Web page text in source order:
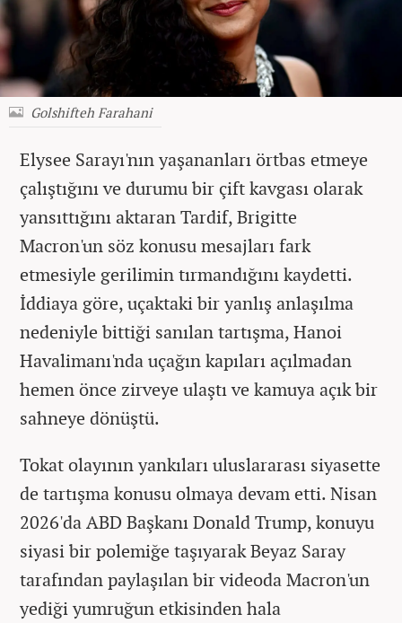
Golshifteh Farahani
Elysee Sarayı'nın yaşananları örtbas etmeye
çalıştığını ve durumu bir çift kavgası olarak
yansıttığını aktaran Tardif, Brigitte
Macron'un söz konusu mesajları fark
etmesiyle gerilimin tırmandığını kaydetti.
İddiaya göre, uçaktaki bir yanlış anlaşılma
nedeniyle bittiği sanılan tartışma, Hanoi
Havalimanı'nda uçağın kapıları açılmadan
hemen önce zirveye ulaştı ve kamuya açık bir
sahneye dönüştü.
Tokat olayının yankıları uluslararası siyasette
de tartışma konusu olmaya devam etti. Nisan
2026'da ABD Başkanı Donald Trump, konuyu
siyasi bir polemiğe taşıyarak Beyaz Saray
tarafından paylaşılan bir videoda Macron'un
yediği yumruğun etkisinden hala